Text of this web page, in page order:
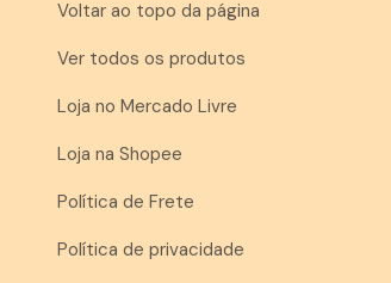
Voltar ao topo da página
Ver todos os produtos
Loja no Mercado Livre
Loja na Shopee
Política de Frete
Política de privacidade